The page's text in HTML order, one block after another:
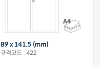
89 x 141.5 (mm)
규격코드 : 422